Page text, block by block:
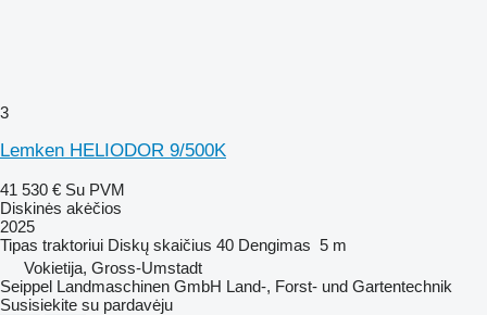
3
Lemken HELIODOR 9/500K
41 530 € Su PVM
Diskinės akėčios
2025
Tipas traktoriui Diskų skaičius 40 Dengimas 5 m
Vokietija, Gross-Umstadt
Seippel Landmaschinen GmbH Land-, Forst- und Gartentechnik
Susisiekite su pardavėju